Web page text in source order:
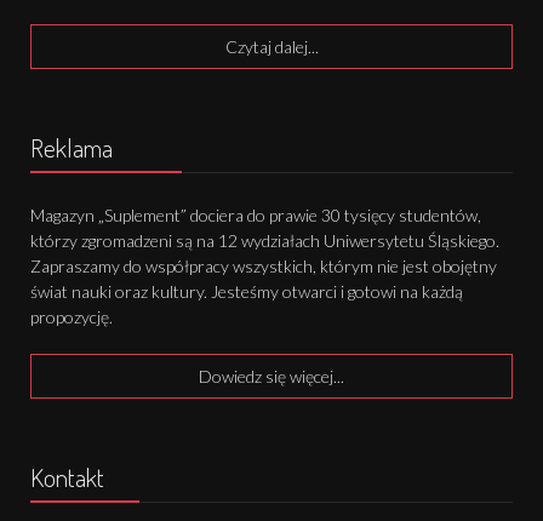
Czytaj dalej...
Reklama
Magazyn „Suplement” dociera do prawie 30 tysięcy studentów,
którzy zgromadzeni są na 12 wydziałach Uniwersytetu Śląskiego.
Zapraszamy do współpracy wszystkich, którym nie jest obojętny
świat nauki oraz kultury. Jesteśmy otwarci i gotowi na każdą
propozycję.
Dowiedz się więcej...
Kontakt